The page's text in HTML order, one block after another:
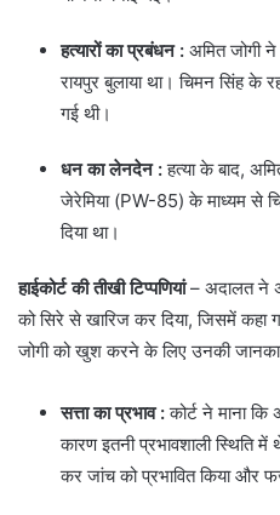
हत्यारों का प्रबंधन : अमित जोगी
रायपुर बुलाया था। चिमन सिंह के
गई थी।
धन का लेनदेन :हत्या के बाद,
जेरेमिया (PW-85) के माध्यम से
दिया था।
हाईकोर्ट की तीखी टिप्पणियां– अदालत ने
को सिरे से खारिज कर दिया, जिसमें कहा
जोगी को खुश करने के लिए उनकी
सत्ता का प्रभाव :कोर्ट ने माना
कारण इतनी प्रभावशाली स्थिति
कर जांच को प्रभावित किया और